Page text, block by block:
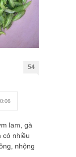
54
lam, gà
nhiều
nhộng